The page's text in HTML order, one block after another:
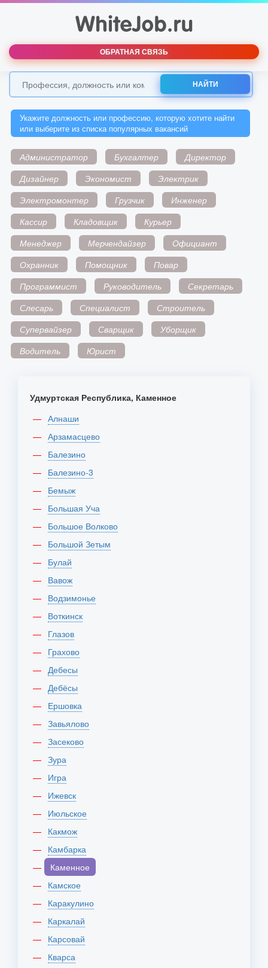
ОБРАТНАЯ СВЯЗЬ
НАЙТИ
Укажите должность или профессию, которую хотите найти
или выберите из списка популярных вакансий
Администратор Бухгалтер
Директор
Дизайнер
Экономист
Электрик
Электромонтер
Грузчик
Инженер
Кассир
Кладовщик
Курьер
Менеджер
Мерчендайзер
Официант
Охранник
Помощник
Повар
Программист
Руководитель
Секретарь
Слесарь
Специалист
Строитель
Супервайзер
Сварщик
Уборщик
Водитель
Юрист
Удмуртская Республика, Каменное
Алнаши
Арзамасцево
Балезино
Балезино-3
Бемыж
Большая Уча
Большое Волково
Большой Зетым
Булай
Вавож
Водзимонье
Воткинск
Глазов
Грахово
Дебесы
Дебёсы
Ершовка
Завьялово
Засеково
Зура
Игра
Ижевск
Июльское
Какмож
Камбарка
Каменное
Камское
Каракулино
Каркалай
Карсовай
Кварса